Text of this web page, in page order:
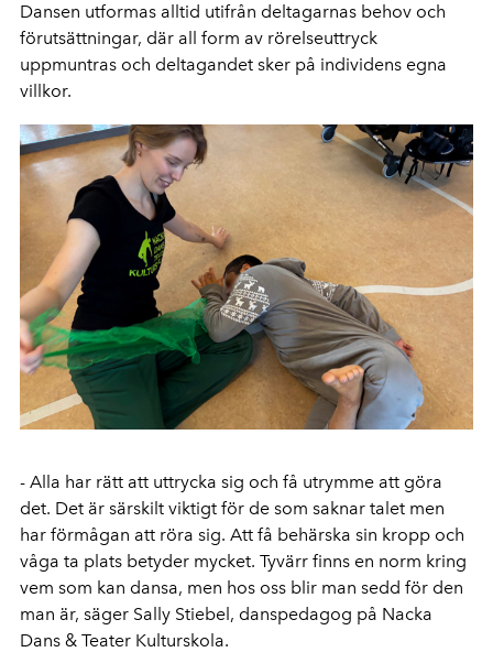
Dansen utformas alltid utifrån deltagarnas behov och
förutsättningar, där all form av rörelseuttryck
uppmuntras och deltagandet sker på individens egna
villkor.
- Alla har rätt att uttrycka sig och få utrymme att göra
det. Det är särskilt viktigt för de som saknar talet men
har förmågan att röra sig. Att få behärska sin kropp och
våga ta plats betyder mycket. Tyvärr finns en norm kring
vem som kan dansa, men hos oss blir man sedd för den
man är, säger Sally Stiebel, danspedagog på Nacka
Dans & Teater Kulturskola.